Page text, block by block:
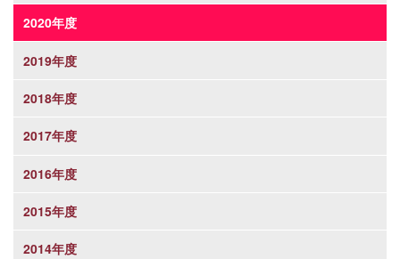
2020年度
2019年度
2018年度
2017年度
2016年度
2015年度
2014年度